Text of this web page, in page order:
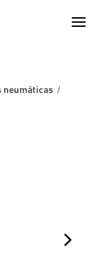
neumáticas